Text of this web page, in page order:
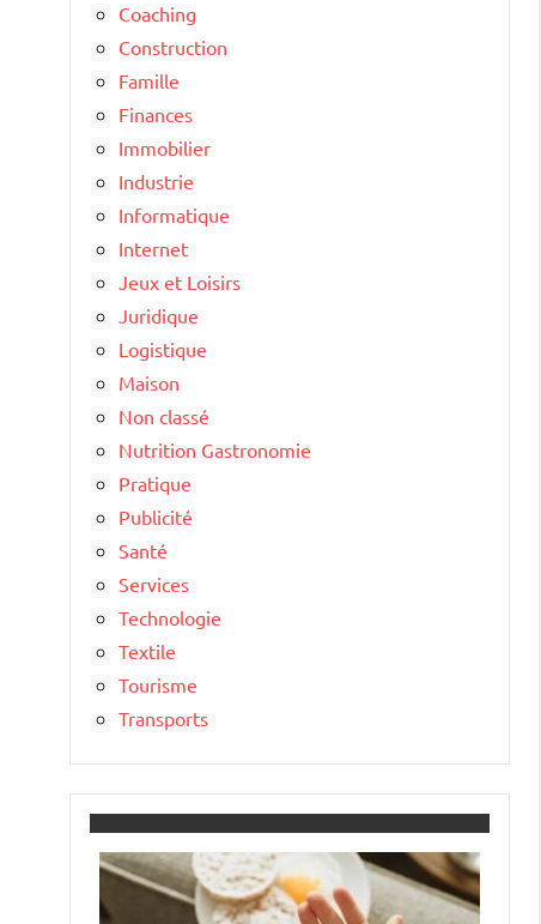
Coaching
Construction
Famille
Finances
Immobilier
Industrie
Informatique
Internet
Jeux et Loisirs
Juridique
Logistique
Maison
Non classé
Nutrition Gastronomie
Pratique
Publicité
Santé
Services
Technologie
Textile
Tourisme
Transports